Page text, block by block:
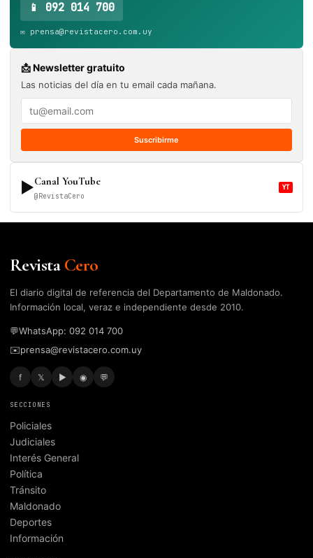
📱 092 014 700
✉️ prensa@revistacero.com.uy
📩 Newsletter gratuito
Las noticias del día en tu email cada mañana.
Suscribirme
▶Canal YouTube
@RevistaCero
YT
RevistaCero
El diario digital de referencia del Departamento de Maldonado.
Información local, veraz e independiente desde 2010.
💬WhatsApp: 092 014 700
✉️prensa@revistacero.com.uy
f 𝕏 ▶ ◉ 💬
SECCIONES
Policiales
Judiciales
Interés General
Política
Tránsito
Maldonado
Deportes
Información